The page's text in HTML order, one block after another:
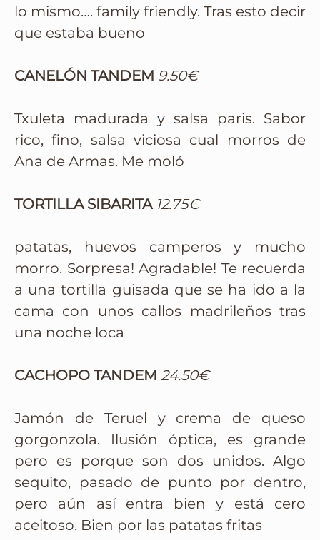
lo mismo…. family friendly. Tras esto decir
que estaba bueno
CANELÓN TANDEM 9.50€
Txuleta madurada y salsa paris. Sabor
rico, fino, salsa viciosa cual morros de
Ana de Armas. Me moló
TORTILLA SIBARITA 12.75€
patatas, huevos camperos y mucho
morro. Sorpresa! Agradable! Te recuerda
a una tortilla guisada que se ha ido a la
cama con unos callos madrileños tras
una noche loca
CACHOPO TANDEM 24.50€
Jamón de Teruel y crema de queso
gorgonzola. Ilusión óptica, es grande
pero es porque son dos unidos. Algo
sequito, pasado de punto por dentro,
pero aún así entra bien y está cero
aceitoso. Bien por las patatas fritas